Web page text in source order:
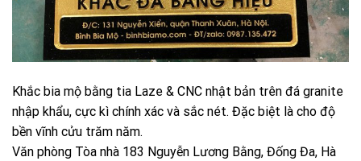
Khắc bia mộ bằng tia Laze & CNC nhật bản trên đá granite
nhập khẩu, cực kì chính xác và sắc nét. Đặc biệt là cho độ
bền vĩnh cửu trăm năm.
Văn phòng Tòa nhà 183 Nguyễn Lương Bằng, Đống Đa, Hà